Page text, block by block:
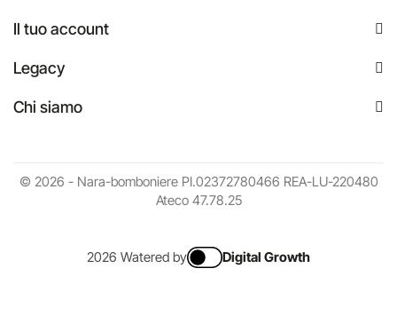
Il tuo account
Legacy
Chi siamo
© 2026 - Nara-bomboniere PI.02372780466 REA-LU-220480
Ateco 47.78.25
2026 Watered by Digital Growth